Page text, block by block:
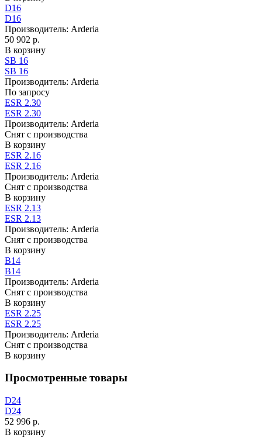
D16
D16
Производитель: Arderia
50 902 р.
В корзину
SB 16
SB 16
Производитель: Arderia
По запросу
ESR 2.30
ESR 2.30
Производитель: Arderia
Снят с производства
В корзину
ESR 2.16
ESR 2.16
Производитель: Arderia
Снят с производства
В корзину
ESR 2.13
ESR 2.13
Производитель: Arderia
Снят с производства
В корзину
B14
B14
Производитель: Arderia
Снят с производства
В корзину
ESR 2.25
ESR 2.25
Производитель: Arderia
Снят с производства
В корзину
Просмотренные товары
D24
D24
52 996 р.
В корзину